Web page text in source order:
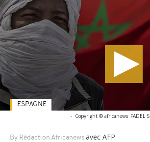
- Copyright © africanews FADEL
By Rédaction Africanews avec AFP
ESPAGNE